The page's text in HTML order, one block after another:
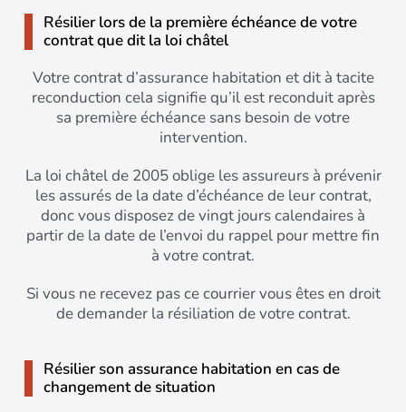
Résilier lors de la première échéance de votre
contrat que dit la loi châtel
Votre contrat d’assurance habitation et dit à tacite
reconduction cela signifie qu’il est reconduit après
sa première échéance sans besoin de votre
intervention.
La loi châtel de 2005 oblige les assureurs à prévenir
les assurés de la date d’échéance de leur contrat,
donc vous disposez de vingt jours calendaires à
partir de la date de l’envoi du rappel pour mettre fin
à votre contrat.
Si vous ne recevez pas ce courrier vous êtes en droit
de demander la résiliation de votre contrat.
Résilier son assurance habitation en cas de
changement de situation